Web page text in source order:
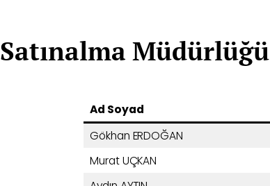
Satınalma Müdürlüğü
Ad Soyad
Gökhan ERDOĞAN
Murat UÇKAN